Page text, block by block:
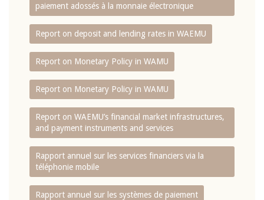
paiement adossés à la monnaie électronique
Report on deposit and lending rates in WAEMU
Report on Monetary Policy in WAMU
Report on Monetary Policy in WAMU
Report on WAEMU’s financial market infrastructures,
and payment instruments and services
Rapport annuel sur les services financiers via la
téléphonie mobile
Rapport annuel sur les systèmes de paiement